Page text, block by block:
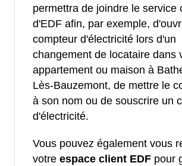
permettra de joindre le service
d'EDF afin, par exemple,
compteur d'électricité lors d'un
changement de locataire dans
appartement ou maison à
Lès-Bauzemont, de mettre le
à son nom ou de souscrire un
d'électricité.
Vous pouvez également vous
votre espace client EDF pour